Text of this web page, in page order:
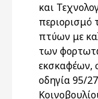
και
περιορισμό
πτύων με
των
εκσκαφέων,
οδηγία 95/